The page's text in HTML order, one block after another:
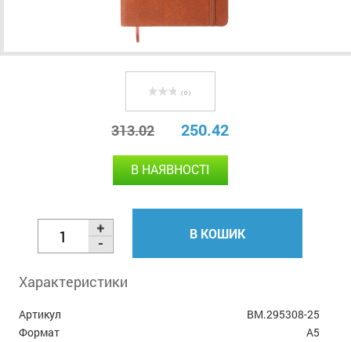
( 0 )
313.02 250.42
В НАЯВНОСТІ
В КОШИК
Характеристики
Артикул
BM.295308-25
Формат
А5